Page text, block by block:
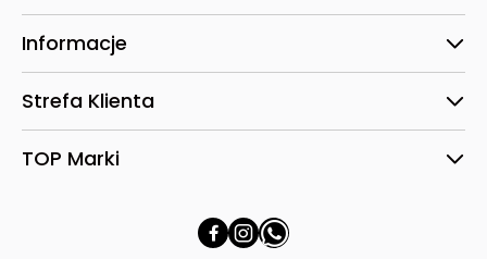
Informacje
Strefa Klienta
TOP Marki